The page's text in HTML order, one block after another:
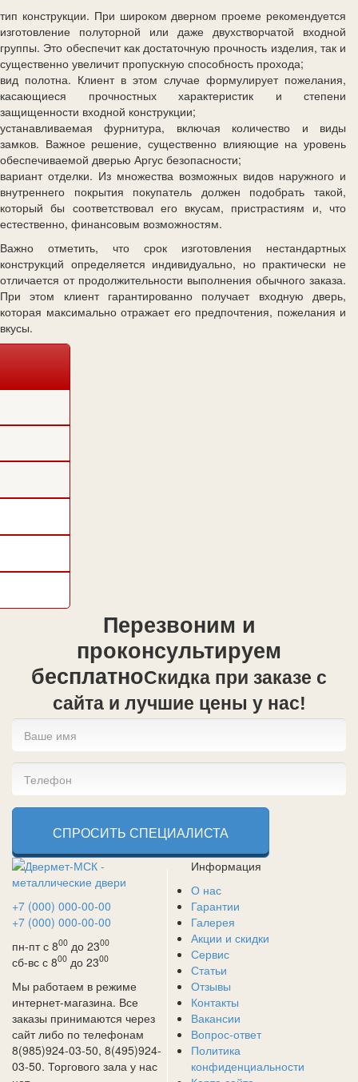
тип конструкции. При широком дверном проеме рекомендуется
изготовление полуторной или даже двухстворчатой входной
группы. Это обеспечит как достаточную прочность изделия, так и
существенно увеличит пропускную способность прохода;
вид полотна. Клиент в этом случае формулирует пожелания,
касающиеся прочностных характеристик и степени
защищенности входной конструкции;
устанавливаемая фурнитура, включая количество и виды
замков. Важное решение, существенно влияющие на уровень
обеспечиваемой дверью Аргус безопасности;
вариант отделки. Из множества возможных видов наружного и
внутреннего покрытия покупатель должен подобрать такой,
который бы соответствовал его вкусам, пристрастиям и, что
естественно, финансовым возможностям.
Важно отметить, что срок изготовления нестандартных
конструкций определяется индивидуально, но практически не
отличается от продолжительности выполнения обычного заказа.
При этом клиент гарантированно получает входную дверь,
которая максимально отражает его предпочтения, пожелания и
вкусы.
Перезвоним и
проконсультируем
бесплатноCкидка при заказе с
сайта и лучшие цены у нас!
СПРОСИТЬ СПЕЦИАЛИСТА
+7 (000) 000-00-00
+7 (000) 000-00-00
пн-пт с 800 до 2300
сб-вс с 800 до 2300
Мы работаем в режиме
интернет-магазина. Все
заказы принимаются через
сайт либо по телефонам
8(985)924-03-50, 8(495)924-
03-50. Торгового зала у нас
Информация
О нас
Гарантии
Галерея
Акции и скидки
Сервис
Статьи
Отзывы
Контакты
Вакансии
Вопрос-ответ
Политика
конфиденциальности